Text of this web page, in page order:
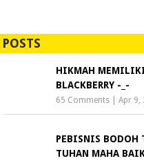
HIKMAH
BLACKBERRY -_-
65 Comments| Apr 9,
PEBISNIS BODOH
TUHAN MAHA